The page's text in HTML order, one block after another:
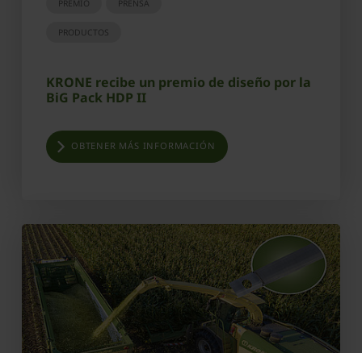
PREMIO PRENSA
PRODUCTOS
KRONE recibe un premio de diseño por la
BiG Pack HDP II
OBTENER MÁS INFORMACIÓN